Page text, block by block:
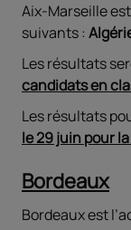
Aix-Marseille
suivants :
Les résultats
candidats en
Les résultats
le 29 juin pour
Bordeaux
Bordeaux est